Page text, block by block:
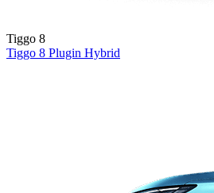
Tiggo 8
Tiggo 8 Plugin Hybrid